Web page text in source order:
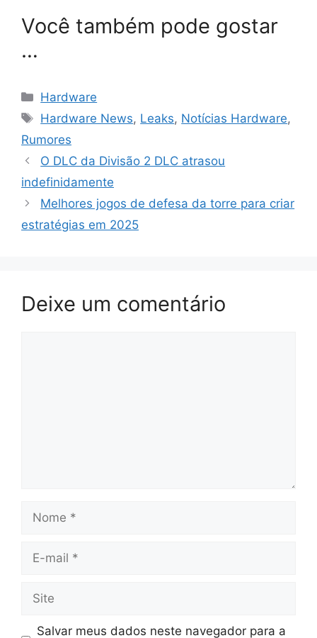
Você também pode gostar
…
Categorias
Hardware
Tags
Hardware News, Leaks, Notícias Hardware,
Rumores
O DLC da Divisão 2 DLC atrasou
indefinidamente
Melhores jogos de defesa da torre para criar
estratégias em 2025
Deixe um comentário
Nome
Site
Salvar meus dados neste navegador para a